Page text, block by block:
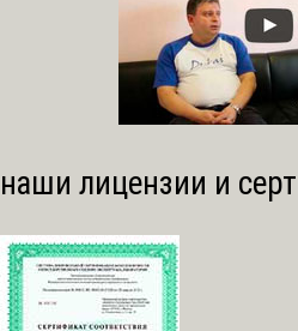
наши лицензии и